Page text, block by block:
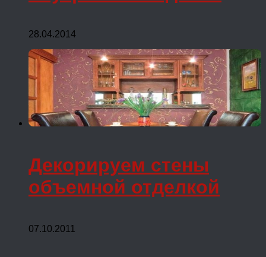
28.04.2014
Декорируем стены
объемной отделкой
07.10.2011